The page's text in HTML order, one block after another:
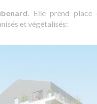
. Elle prend place
et végétalisés: